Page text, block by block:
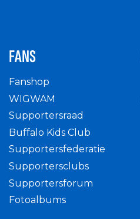
FANS
Fanshop
WIGWAM
Supportersraad
Buffalo Kids Club
Supportersfederatie
Supportersclubs
Supportersforum
Fotoalbums